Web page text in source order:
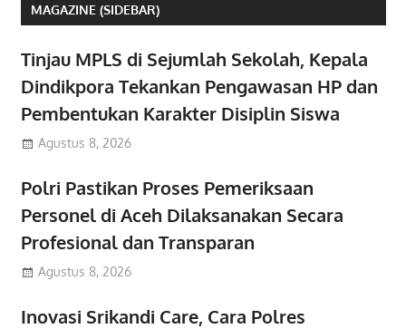
MAGAZINE (SIDEBAR)
Tinjau MPLS di Sejumlah Sekolah, Kepala
Dindikpora Tekankan Pengawasan HP dan
Pembentukan Karakter Disiplin Siswa
Agustus 8, 2026
Polri Pastikan Proses Pemeriksaan
Personel di Aceh Dilaksanakan Secara
Profesional dan Transparan
Agustus 8, 2026
Inovasi Srikandi Care, Cara Polres